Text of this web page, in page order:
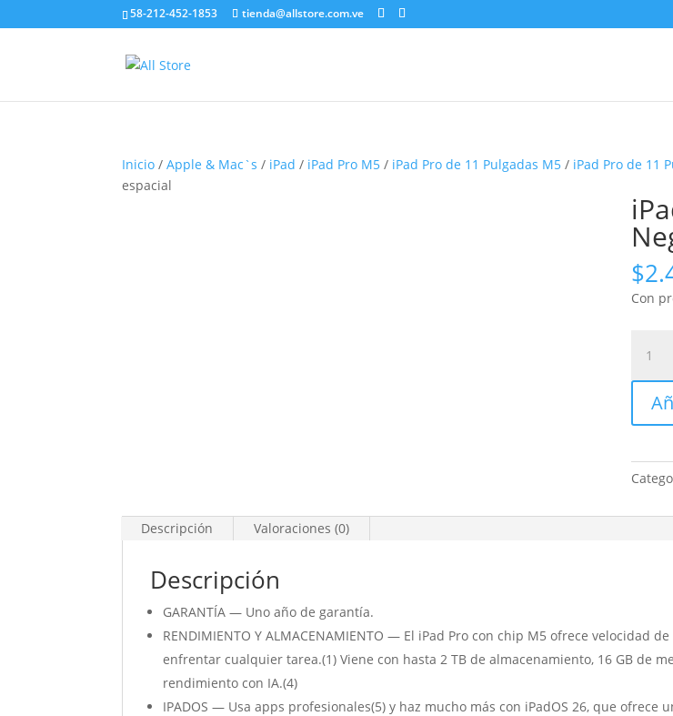
58-212-452-1853 tienda@allstore.com.ve
Inicio /Apple & Mac`s / iPad / iPad Pro M5 / iPad Pro de 11 Pulgadas M5 / iPad Pro de 11
espacial
$
Con
Pro
de
1TB
Negro
Descripción Valoraciones (0)
Descripción
GARANTÍA — Uno año de garantía.
RENDIMIENTO Y ALMACENAMIENTO — El iPad Pro con chip M5 ofrece velocidad
enfrentar cualquier tarea.(1) Viene con hasta 2 TB de almacenamiento, 16 GB de
rendimiento con IA.(4)
IPADOS — Usa apps profesionales(5) y haz mucho más con iPadOS 26, que